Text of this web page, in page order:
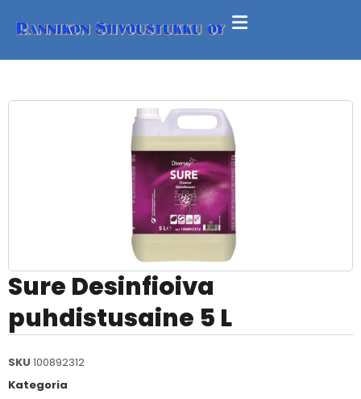
Sure Desinfioiva
puhdistusaine 5 L
SKU 100892312
Kategoria